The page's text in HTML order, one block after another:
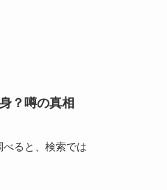
？噂の真相
ると、検索では